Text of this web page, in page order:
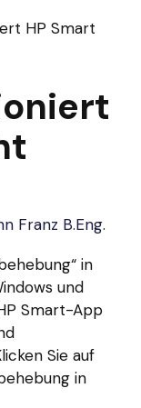
HP Smart
Franz B.Eng.
in
und
Smart-App
Sie auf
in